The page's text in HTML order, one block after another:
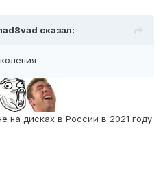
сказал:
на дисках в России в 2021 году